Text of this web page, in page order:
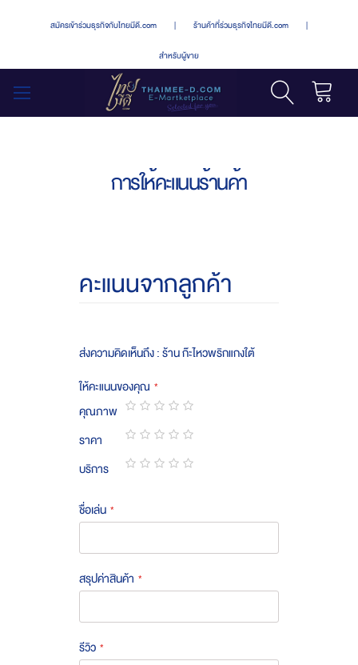
สมัครเข้าร่วมธุรกิจกับไทยมีดี.com | ร้านค้าที่ร่วมธุรกิจไทยมีดี.com |
สำหรับผู้ขาย
การให้คะแนนร้านค้า
คะแนนจากลูกค้า
ส่งความคิดเห็นถึง : ร้าน ก๊ะไหวพริกแกงใต้
ให้คะแนนของคุณ
คุณภาพ
1
star
2
stars
3
stars
4
stars
5
stars
ราคา
1
star
2
stars
3
stars
4
stars
5
stars
บริการ
ชื่อเล่น
สรุปค่าสินค้า
รีวิว